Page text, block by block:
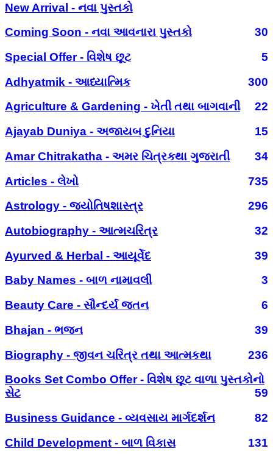
New Arrival - નવા પુસ્તકો
Coming Soon - નવા આવનારા પુસ્તકો
30
Special Offer - વિશેષ છૂટ
5
Adhyatmik - આધ્યાત્મિક
300
Agriculture & Gardening - ખેતી તથા બાગવાની
22
Ajayab Duniya - અજાયબ દુનિયા
15
Amar Chitrakatha - અમર ચિત્રકથા ગુજરાતી
34
Articles - લેખો
735
Astrology - જ્યોતિષશાસ્ત્ર
296
Autobiography - આત્મચરિત્ર
32
Ayurved & Herbal - આયૂર્વેદ
39
Baby Names - બાળ નામાવલી
3
Beauty Care - સૌન્દર્ય જતન
6
Bhajan - ભજન
39
Biography - જીવન ચરિત્ર તથા આત્મકથા
236
Books Set Combo Offer - વિશેષ છૂટ વાળા પુસ્તકોનો
સેટ
59
Business Guidance - વ્યવસાય માર્ગદર્શન
82
Child Development - બાળ વિકાસ
131